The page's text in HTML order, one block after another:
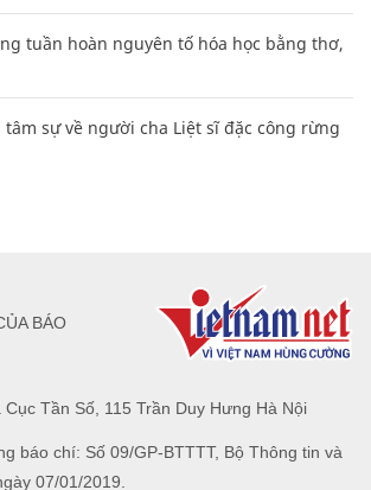
tuần hoàn nguyên tố hóa học bằng thơ,
tâm sự về người cha Liệt sĩ đặc công rừng
Tần Số, 115 Trần Duy Hưng Hà Nội
báo chí: Số 09/GP-BTTTT, Bộ Thông tin và
07/01/2019.
BÁO